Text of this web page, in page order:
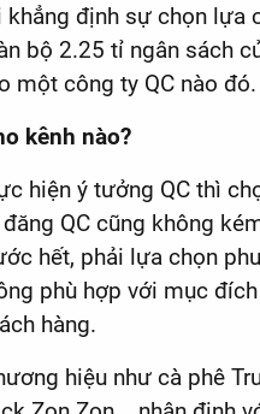
khẳng định sự chọn lựa
bộ 2.25 tỉ ngân sách
một công ty QC nào đó.
kênh nào?
hiện ý tưởng QC thì
QC cũng không
hết, phải lựa chọn
phù hợp với mục
hàng.
hiệu như cà phê